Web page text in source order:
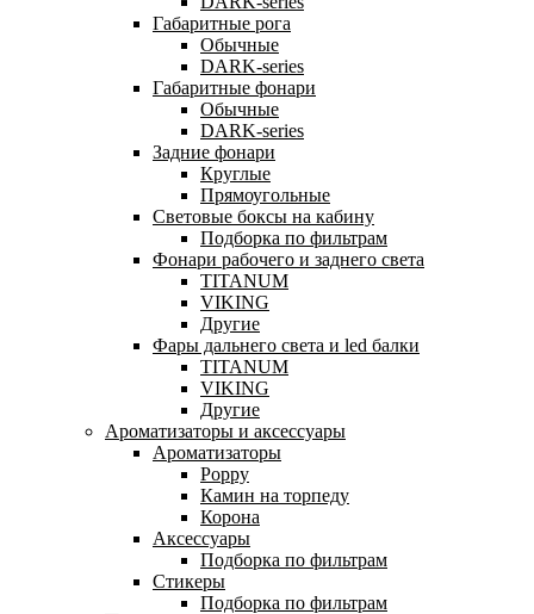
Габаритные рога
Обычные
DARK-series
Габаритные фонари
Обычные
DARK-series
Задние фонари
Круглые
Прямоугольные
Световые боксы на кабину
Подборка по фильтрам
Фонари рабочего и заднего света
TITANUM
VIKING
Другие
Фары дальнего света и led балки
TITANUM
VIKING
Другие
Ароматизаторы и аксессуары
Ароматизаторы
Poppy
Камин на торпеду
Корона
Аксессуары
Подборка по фильтрам
Стикеры
Подборка по фильтрам